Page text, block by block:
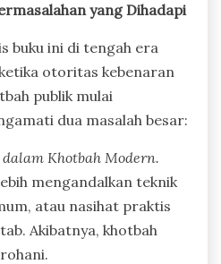
yang Dihadapi
buku ini di tengah era
otoritas kebenaran
publik mulai
dua masalah besar:
Khotbah Modern.
mengandalkan teknik
atau nasihat praktis
Akibatnya, khotbah